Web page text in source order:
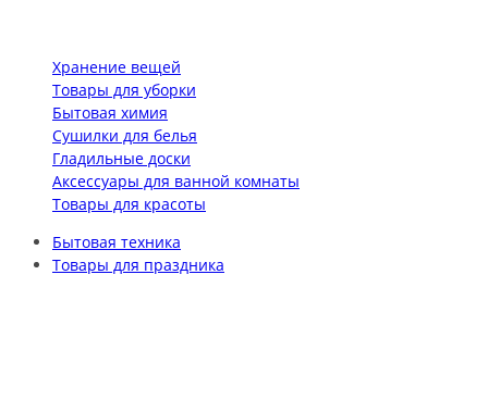
Хранение вещей
Товары для уборки
Бытовая химия
Сушилки для белья
Гладильные доски
Аксессуары для ванной комнаты
Товары для красоты
Бытовая техника
Товары для праздника